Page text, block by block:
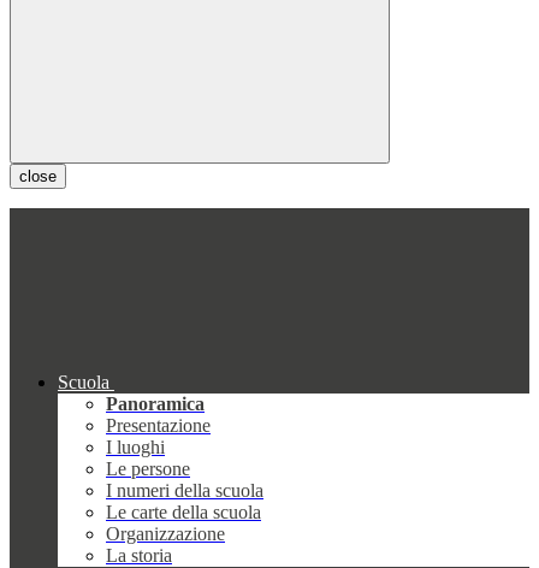
close
Scuola
Panoramica
Presentazione
I luoghi
Le persone
I numeri della scuola
Le carte della scuola
Organizzazione
La storia